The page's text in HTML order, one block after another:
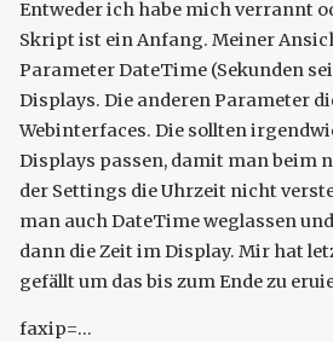
Entweder ich habe mich verrannt
Skript ist ein Anfang. Meiner
Parameter DateTime (Sekunden
Displays. Die anderen Parameter
Webinterfaces. Die sollten
Displays passen, damit man beim
der Settings die Uhrzeit nicht
man auch DateTime weglassen
dann die Zeit im Display. Mir hat
gefällt um das bis zum Ende zu
faxip=...